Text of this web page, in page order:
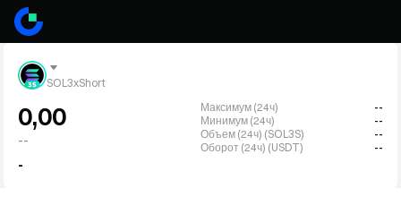
SOL3xShort
0,00
--
-
Максимум (24ч)
--
Минимум (24ч)
--
Объем (24ч) (SOL3S)
--
Оборот (24ч) (USDT)
--